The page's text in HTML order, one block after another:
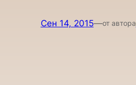
Сен 14, 2015—от автора